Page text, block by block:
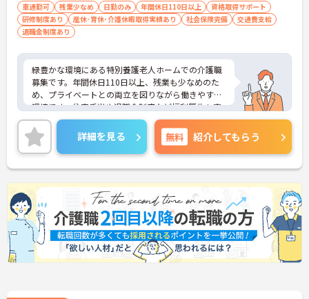
車通勤可 残業少なめ 日勤のみ 年間休日110日以上
資格取得サポート
研修制度あり
産休･育休･介護休暇取得実績あり 社会保険完備
交通費支給
退職金制度あり
緑豊かな環境にある特別養護老人ホームでの介護職
募集です。年間休日110日以上、残業も少なめのた
め、プライベートとの両立を図りながら働きやすい
環境です。住宅手当や退職金制度など福利厚生も充
実しており、ご利用者様に寄り添った介護を実践し
たい方におすすめの求人です。
《おすすめポイント》
★無理なく長く働きやすい勤務環境です
・年間休日110日以上
・残業月平均10時間以下
・住宅手当あり
★地域福祉を支える法人運営の施設です
・特別養護老人ホームを中心に複数事業を展開
・地域に根差した福祉サービスを提供
・安定した法人基盤あり
★利用者様とじっくり関われる環境です
詳細を見る 無料 紹介してもらう